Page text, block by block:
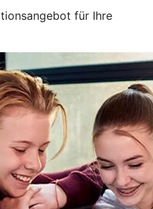
für Ihre